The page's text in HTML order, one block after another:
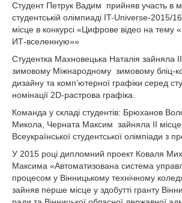
Cтудент Петрук Вадим прийняв участь в
студентській олімпиаді IT-Universe-2015/
місце в конкурсі «Цифрове відео на тему
ИТ-вселенную»»
Cтудентка Махновецька Наталія зайняла
зимовому Міжнародному зимовому бліц-
дизайну та комп’ютерної графіки серед
номінації 2D-растрова графіка.
Команда у складі студентів: Брюханов
Микола, Черната Максим зайняла ІІ місце
Всеукраїнської студентської олімпіади з
У 2015 році дипломний проект Коваля
Максима «Автоматизована система
процесом у Вінницькому технічному
зайняв перше місце у здобутті гранту